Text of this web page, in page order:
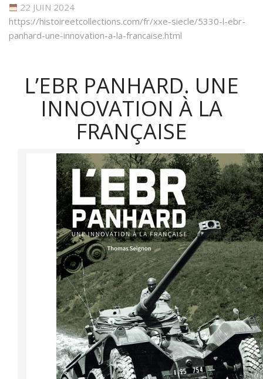
22 JUIN 2024
https://histoireetcollections.com/fr/xxe-siecle/5330-l-ebr-
panhard-une-innovation-a-la-francaise.html
L’EBR PANHARD. UNE
INNOVATION À LA
FRANÇAISE